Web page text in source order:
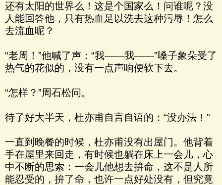
还有太阳的世界么！这是个国家么！问谁呢？没
人能回答他，只有热血足以洗去这种污辱！怎么
去流血呢？
“老周！”他喊了声：“我——我——”嗓子象朵受了
热气的花似的，没有一点声响便软下去。
“怎样？”周石松问。
待了好大半天，杜亦甫自言自语的：“没办法！”
一直到晚餐的时候，杜亦甫没有出屋门。他背着
手在屋里来回走，有时候也躺在床上一会儿，心
中不断的思索：一会儿他想去拚命，这不是人所
能忍受的，拚了命，也许一点好处没有，但究竟